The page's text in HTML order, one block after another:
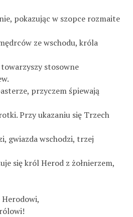
pokazując w szopce rozmaite
ze wschodu, króla
stosowne
przyczem śpiewają
Przy ukazaniu się Trzech
gwiazda wschodzi, trzej
się król Herod z żołnierzem,
Herodowi,